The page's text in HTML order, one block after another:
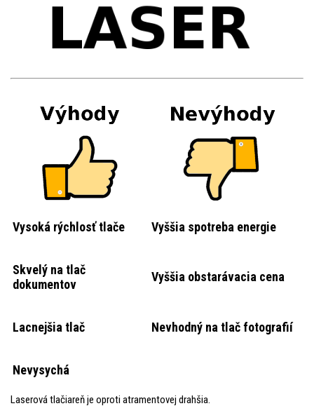
Vysoká rýchlosť tlače Vyššia spotreba energie
Skvelý na tlač
dokumentov
Vyššia obstarávacia cena
Lacnejšia tlač Nevhodný na tlač fotografií
Nevysychá
Laserová tlačiareň je oproti atramentovej drahšia.